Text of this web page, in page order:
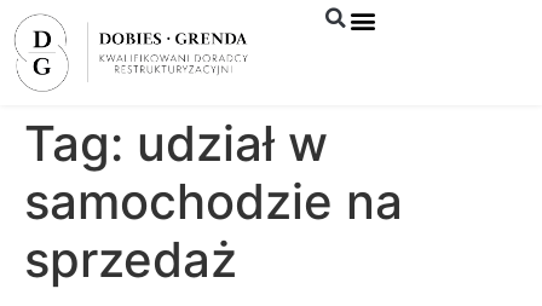
Tag: udział w
samochodzie na
sprzedaż